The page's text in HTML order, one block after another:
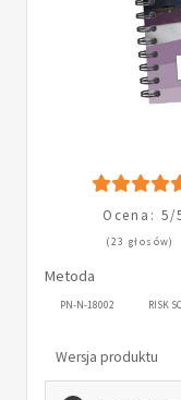
Ocena: 5/
(23 głosów)
Metoda
PN-N-18002 RISK
Wersja produktu